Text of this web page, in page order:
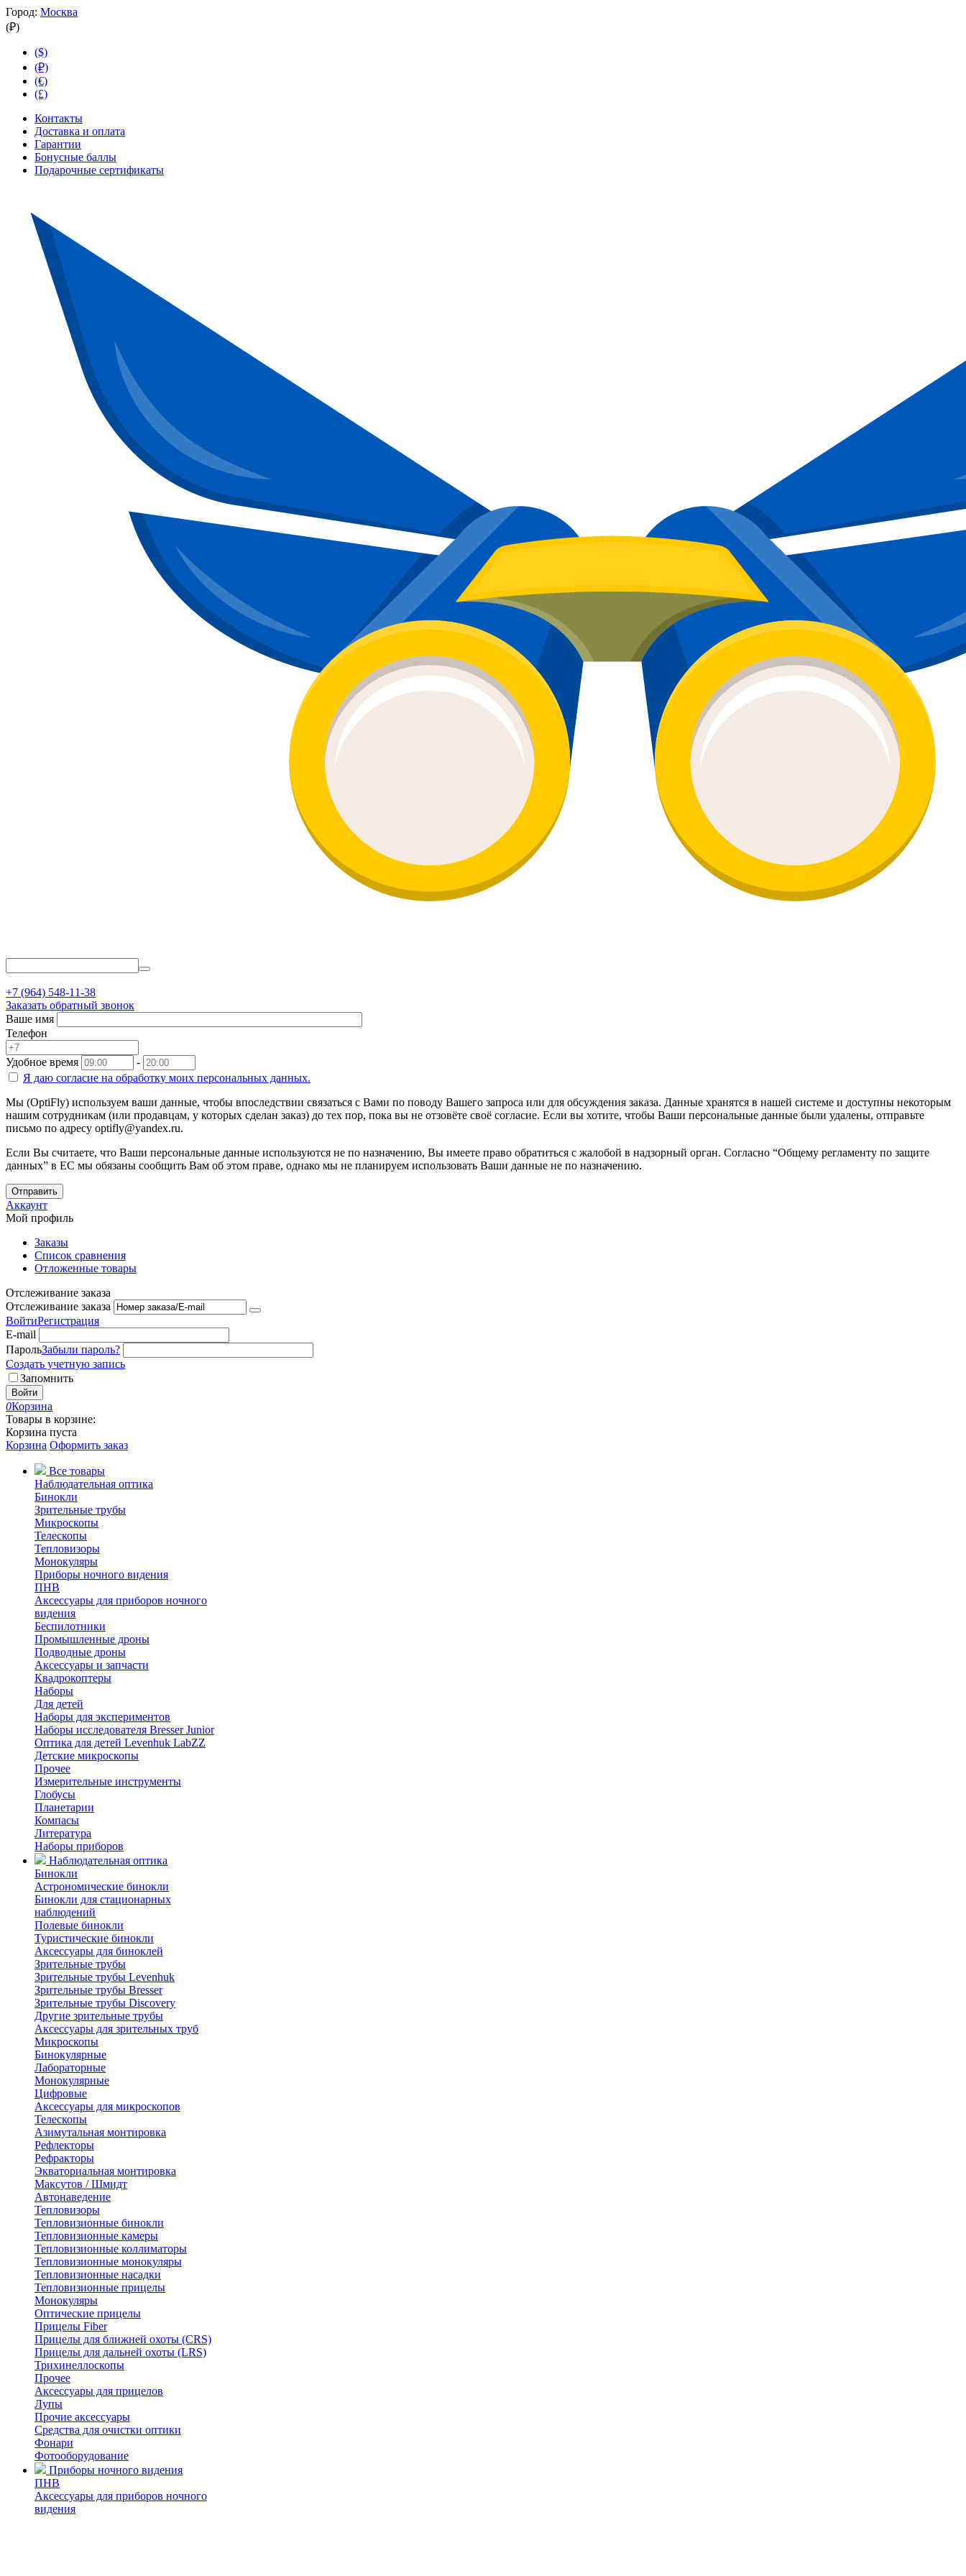
Город: Москва
(₽)
($)
(₽)
(€)
(£)
Контакты
Доставка и оплата
Гарантии
Бонусные баллы
Подарочные сертификаты
+7 (964) 548-11-38
Заказать обратный звонок
Ваше имя
Телефон
Удобное время
-
Я даю согласие на обработку моих персональных данных.
Мы (OptiFly) используем ваши данные, чтобы впоследствии связаться с Вами по поводу Вашего запроса или для обсуждения заказа. Данные хранятся в нашей системе и доступны некоторым
нашим сотрудникам (или продавцам, у которых сделан заказ) до тех пор, пока вы не отзовёте своё согласие. Если вы хотите, чтобы Ваши персональные данные были удалены, отправьте
письмо по адресу optifly@yandex.ru.
Если Вы считаете, что Ваши персональные данные используются не по назначению, Вы имеете право обратиться с жалобой в надзорный орган. Согласно “Общему регламенту по защите
данных” в ЕС мы обязаны сообщить Вам об этом праве, однако мы не планируем использовать Ваши данные не по назначению.
Отправить
Аккаунт
Мой профиль
Заказы
Список сравнения
Отложенные товары
Отслеживание заказа
Отслеживание заказа
ВойтиРегистрация
E-mail
ПарольЗабыли пароль?
Создать учетную запись
Запомнить
Войти
0Корзина
Товары в корзине:
Корзина пуста
Корзина Оформить заказ
Все товары
Наблюдательная оптика
Бинокли
Зрительные трубы
Микроскопы
Телескопы
Тепловизоры
Монокуляры
Приборы ночного видения
ПНВ
Аксессуары для приборов ночного
видения
Беспилотники
Промышленные дроны
Подводные дроны
Аксессуары и запчасти
Квадрокоптеры
Наборы
Для детей
Наборы для экспериментов
Наборы исследователя Bresser Junior
Оптика для детей Levenhuk LabZZ
Детские микроскопы
Прочее
Измерительные инструменты
Глобусы
Планетарии
Компасы
Литература
Наборы приборов
Наблюдательная оптика
Бинокли
Астрономические бинокли
Бинокли для стационарных
наблюдений
Полевые бинокли
Туристические бинокли
Аксессуары для биноклей
Зрительные трубы
Зрительные трубы Levenhuk
Зрительные трубы Bresser
Зрительные трубы Discovery
Другие зрительные трубы
Аксессуары для зрительных труб
Микроскопы
Бинокулярные
Лабораторные
Монокулярные
Цифровые
Аксессуары для микроскопов
Телескопы
Азимутальная монтировка
Рефлекторы
Рефракторы
Экваториальная монтировка
Максутов / Шмидт
Автонаведение
Тепловизоры
Тепловизионные бинокли
Тепловизионные камеры
Тепловизионные коллиматоры
Тепловизионные монокуляры
Тепловизионные насадки
Тепловизионные прицелы
Монокуляры
Оптические прицелы
Прицелы Fiber
Прицелы для ближней охоты (CRS)
Прицелы для дальней охоты (LRS)
Трихинеллоскопы
Прочее
Аксессуары для прицелов
Лупы
Прочие аксессуары
Средства для очистки оптики
Фонари
Фотооборудование
Приборы ночного видения
ПНВ
Аксессуары для приборов ночного
видения